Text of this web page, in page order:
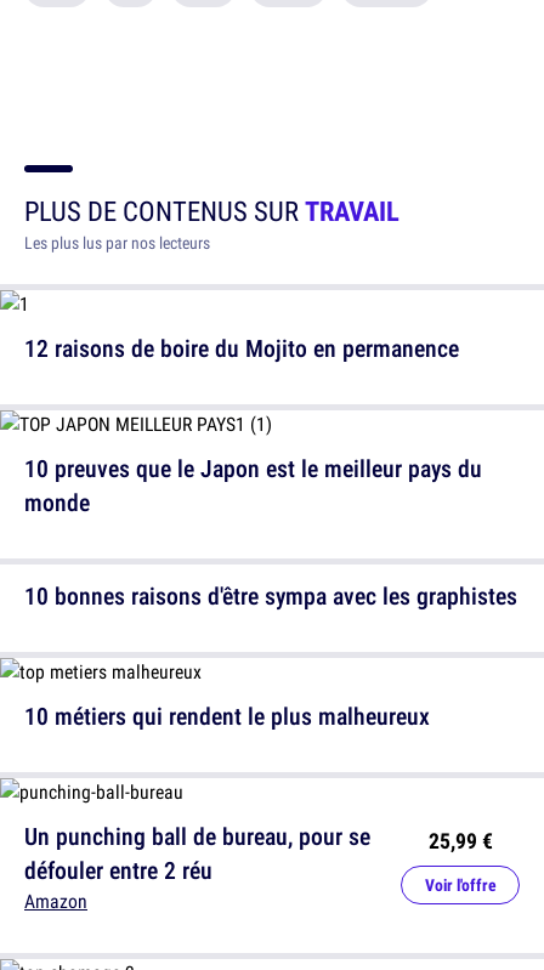
PLUS DE CONTENUS SURTRAVAIL
Les plus lus par nos lecteurs
12 raisons de boire du Mojito en permanence
10 bonnes raisons d'être sympa avec les graphistes
Un punching ball de bureau, pour se
défouler entre 2 réu
Amazon
25,99 €
Voir l'offre
10 preuves que le Japon est le meilleur pays du
monde
10 métiers qui rendent le plus malheureux